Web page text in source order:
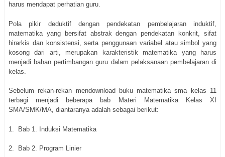
harus mendapat perhatian guru.
Pola pikir deduktif dengan pendekatan pembelajaran induktif,
matematika yang bersifat abstrak dengan pendekatan konkrit, sifat
hirarkis dan konsistensi, serta penggunaan variabel atau simbol yang
kosong dari arti, merupakan karakteristik matematika yang harus
menjadi bahan pertimbangan guru dalam pelaksanaan pembelajaran di
kelas.
Sebelum rekan-rekan mendownload buku matematika sma kelas 11
terbagi menjadi beberapa bab Materi Matematika Kelas XI
SMA/SMK/MA, diantaranya adalah sebagai berikut:
1. Bab 1. Induksi Matematika
2. Bab 2. Program Linier